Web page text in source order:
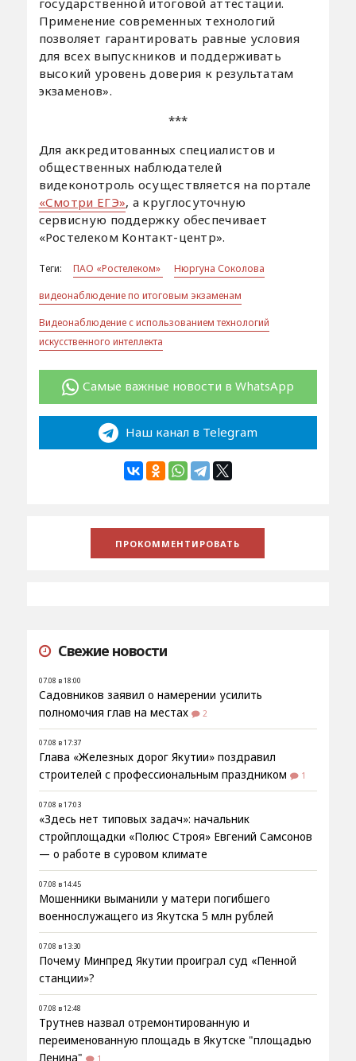
государственной итоговой аттестации.
Применение современных технологий
позволяет гарантировать равные условия
для всех выпускников и поддерживать
высокий уровень доверия к результатам
экзаменов».
***
Для аккредитованных специалистов и
общественных наблюдателей
видеконотроль осуществляется на портале
«Смотри ЕГЭ», а круглосуточную
сервисную поддержку обеспечивает
«Ростелеком Контакт-центр».
Теги: ПАО «Ростелеком»
Нюргуна Соколова
видеонаблюдение по итоговым экзаменам
Видеонаблюдение с использованием технологий
искусственного интеллекта
Самые важные новости в WhatsApp
Наш канал в Telegram
Свежие новости
07.08 в 18:00
Садовников заявил о намерении усилить
полномочия глав на местах
2
07.08 в 17:37
Глава «Железных дорог Якутии» поздравил
строителей с профессиональным праздником
1
07.08 в 17:03
«Здесь нет типовых задач»: начальник
стройплощадки «Полюс Строя» Евгений Самсонов
— о работе в суровом климате
07.08 в 14:45
Мошенники выманили у матери погибшего
военнослужащего из Якутска 5 млн рублей
07.08 в 13:30
Почему Минпред Якутии проиграл суд «Пенной
станции»?
07.08 в 12:48
Трутнев назвал отремонтированную и
переименованную площадь в Якутске "площадью
Ленина"